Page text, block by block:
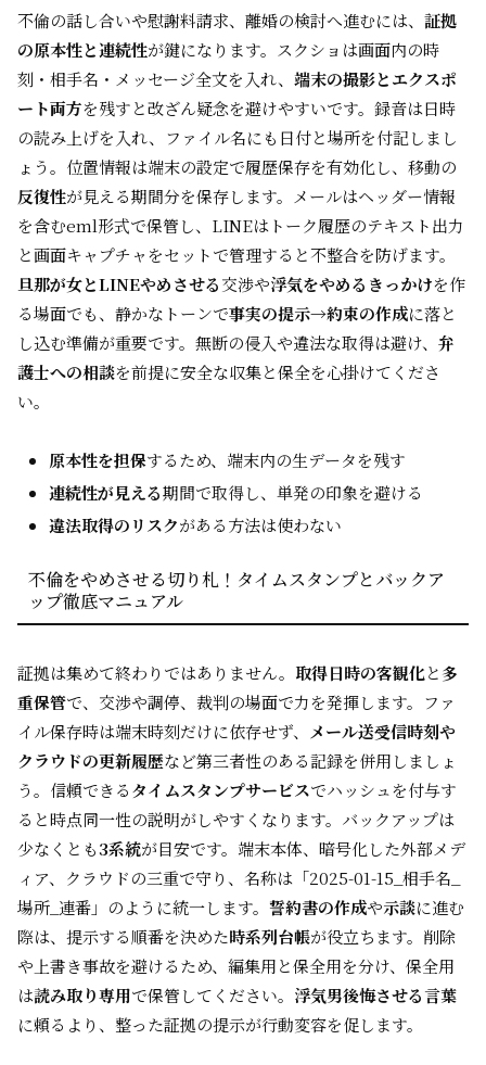
不倫の話し合いや慰謝料請求、離婚の検討へ進むには、 証拠
の原本性と連続性が鍵になります。スクショは画面内の時
刻・相手名・メッセージ全文を入れ、 端末の撮影とエクスポ
ート両方を残すと改ざん疑念を避けやすいです。録音は日時
の読み上げを入れ、ファイル名にも日付と場所を付記しまし
ょう。位置情報は端末の設定で履歴保存を有効化し、移動の
反復性が見える期間分を保存します。メールはヘッダー情報
を含むeml形式で保管し、LINEはトーク履歴のテキスト出力
と画面キャプチャをセットで管理すると不整合を防げます。
旦那が女とLINEやめさせる交渉や浮気をやめるきっかけを作
る場面でも、静かなトーンで事実の提示→約束の作成に落と
し込む準備が重要です。無断の侵入や違法な取得は避け、 弁
護士への相談を前提に安全な収集と保全を心掛けてくださ
い。
原本性を担保するため、端末内の生データを残す
連続性が見える期間で取得し、単発の印象を避ける
違法取得のリスクがある方法は使わない
不倫をやめさせる切り札！タイムスタンプとバックア
ップ徹底マニュアル
証拠は集めて終わりではありません。 取得日時の客観化と多
重保管で、交渉や調停、裁判の場面で力を発揮します。ファ
イル保存時は端末時刻だけに依存せず、
メール送受信時刻や
クラウドの更新履歴など第三者性のある記録を併用しましょ
う。信頼できるタイムスタンプサービスでハッシュを付与す
ると時点同一性の説明がしやすくなります。バックアップは
少なくとも3系統が目安です。端末本体、暗号化した外部メデ
ィア、クラウドの三重で守り、名称は「2025-01-15_相手名_
場所_連番」のように統一します。 誓約書の作成や示談に進む
際は、提示する順番を決めた時系列台帳が役立ちます。削除
や上書き事故を避けるため、編集用と保全用を分け、保全用
は読み取り専用で保管してください。 浮気男後悔させる言葉
に頼るより、整った証拠の提示が行動変容を促します。